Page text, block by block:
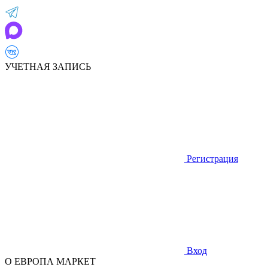
УЧЕТНАЯ ЗАПИСЬ
Регистрация
Вход
О ЕВРОПА МАРКЕТ